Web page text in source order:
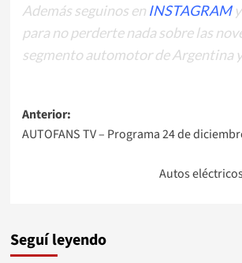
Además seguinos en INSTAGRAM y
para no perderte nada sobre las
segmento automotor de Argentina
Navegación
de
Anterior:
AUTOFANS TV – Programa 24 de
Autos
Seguí leyendo